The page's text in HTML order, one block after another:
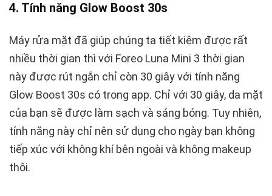
4. Tính năng Glow Boost 30s
Máy rửa mặt đã giúp chúng ta tiết kiệm được rất
nhiều thời gian thì với Foreo Luna Mini 3 thời gian
này được rút ngắn chỉ còn 30 giây với tính năng
Glow Boost 30s có trong app. Chỉ với 30 giây, da mặt
của bạn sẽ được làm sạch và sáng bóng. Tuy nhiên,
tính năng này chỉ nên sử dụng cho ngày bạn không
tiếp xúc với không khí bên ngoài và không makeup
thôi.